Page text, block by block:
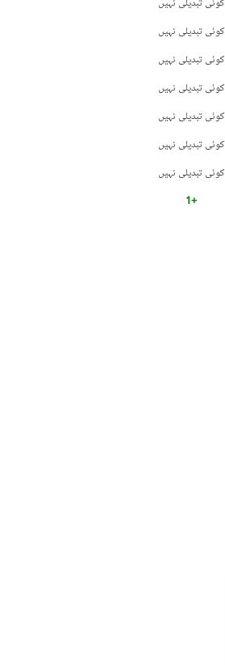
کوئی تبدیلی نہیں
کوئی تبدیلی نہیں
کوئی تبدیلی نہیں
کوئی تبدیلی نہیں
کوئی تبدیلی نہیں
کوئی تبدیلی نہیں
+1